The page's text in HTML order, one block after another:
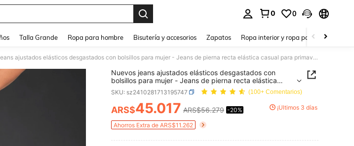
0 0
Talla Grande Ropa para hombre Bisutería y accesorios Zapatos Ropa interior y ropa para dormir
Nuevos jeans ajustados elásticos desgastados con bolsillos para mujer - Jeans de pierna recta elástica casual para primavera y otoño
Nuevos jeans ajustados elásticos desgastados con
bolsillos para mujer - Jeans de pierna recta elástica
casual para primavera y otoño
SKU: sz2410281713195747 (100+ Comentarios)
PRICE AND AVAILABILITY
ARS$45.017 ARS$56.279 -20% ¡Últimos 3 días
Ahorros Extra de ARS$11.262